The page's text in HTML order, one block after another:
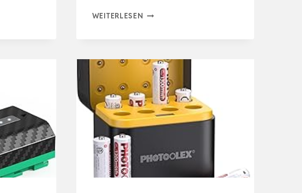
WEITERLESEN NP-
2600MAH
KAPAZITÄT
MIT
SMART
LED
KOMPATIBEL
MIT